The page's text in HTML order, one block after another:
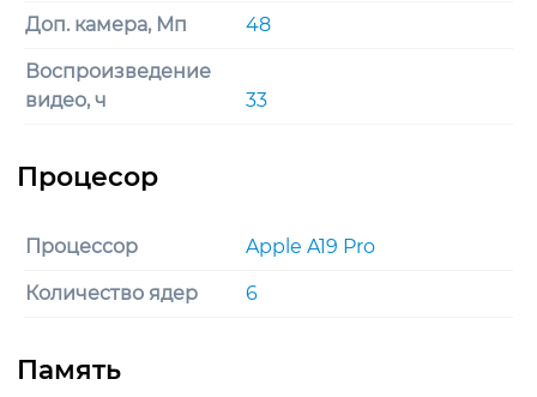
Доп. камера, Мп 48
Воспроизведение
видео, ч
33
Процессор Apple A19 Pro
Количество ядер 6